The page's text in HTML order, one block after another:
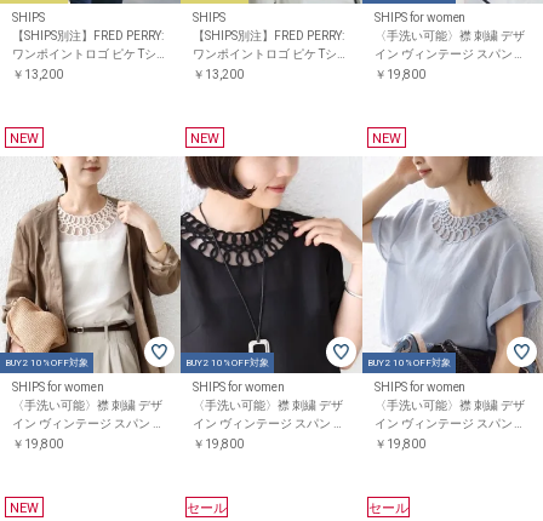
SHIPS
【SHIPS別注】FRED PERRY:
ワンポイントロゴ ピケ Tシャ
ツ 26SS
￥13,200
SHIPS
【SHIPS別注】FRED PERRY:
ワンポイントロゴ ピケ Tシャ
ツ 26SS
￥13,200
SHIPS for women
〈手洗い可能〉襟 刺繍 デザ
イン ヴィンテージ スパン ブ
ラウス
￥19,800
NEW
BUY2 10%OFF対象
SHIPS for women
〈手洗い可能〉襟 刺繍 デザ
イン ヴィンテージ スパン ブ
ラウス
￥19,800
NEW
BUY2 10%OFF対象
SHIPS for women
〈手洗い可能〉襟 刺繍 デザ
イン ヴィンテージ スパン ブ
ラウス
￥19,800
NEW
BUY2 10%OFF対象
SHIPS for women
〈手洗い可能〉襟 刺繍 デザ
イン ヴィンテージ スパン ブ
ラウス
￥19,800
NEW セール セール